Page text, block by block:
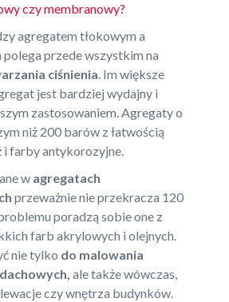
czy membranowy?
agregatem tłokowym a
przede wszystkim na
ciśnienia. Im większe
jest bardziej wydajny i
zastosowaniem. Agregaty o
niż 200 barów z łatwością
i farby antykorozyjne.
w agregatach
przeważnie nie przekracza 120
poradzą sobie one z
farb akrylowych i olejnych.
nie tylko do malowania
ale także wówczas,
czy wnętrza budynków.